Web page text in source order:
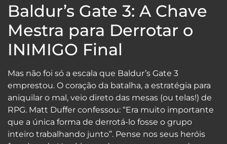
Baldur’s Gate 3: A Chave
Mestra para Derrotar o
INIMIGO Final
Mas não foi só a escala que Baldur’s Gate 3
emprestou. O coração da batalha, a estratégia para
aniquilar o mal, veio direto das mesas (ou telas!) de
RPG. Matt Duffer confessou: “Era muito importante
que a única forma de derrotá-lo fosse o grupo
inteiro trabalhando junto”. Pense nos seus heróis